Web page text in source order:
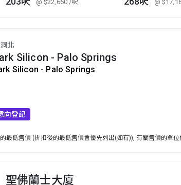
@ $22,660 /呎 @
北
Silicon - Palo Springs
Silicon - Palo Springs
向登記
低售價 (折扣後的最低售價會優先列出(如有)), 有關售價的單
聖佛蘭士大廈